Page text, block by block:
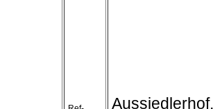
Aussiedlerhof,